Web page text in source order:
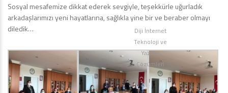
Sosyal mesafemize dikkat ederek sevgiyle, teşekkürle uğurladık
arkadaşlarımızı yeni hayatlarına, sağlıkla yine bir ve beraber olmayı
diledik…
Diji İnternet
Teknoloji ve
Yazılım
Çözümleri